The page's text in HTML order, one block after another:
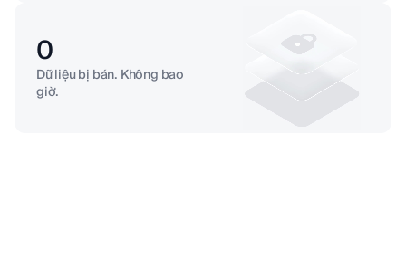
0
Dữ liệu bị bán. Không bao
giờ.